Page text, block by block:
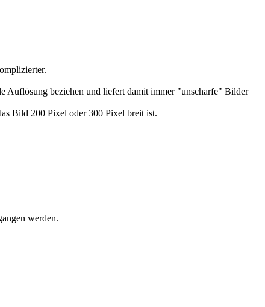
Auflösung beziehen und liefert damit immer "unscharfe" Bilder
Bild 200 Pixel oder 300 Pixel breit ist.
werden.